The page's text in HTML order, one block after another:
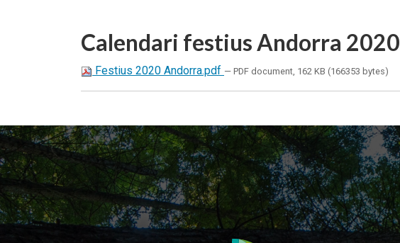
Calendari festius Andorra 2020
Festius 2020 Andorra.pdf — PDF document, 162 KB (166353 bytes)